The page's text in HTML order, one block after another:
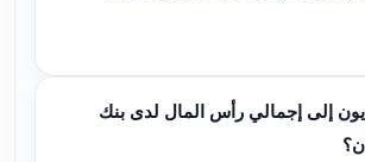
إلى إجمالي رأس المال لدى بنك